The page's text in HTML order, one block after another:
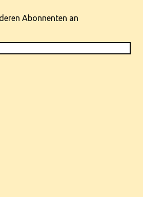
Abonnenten an